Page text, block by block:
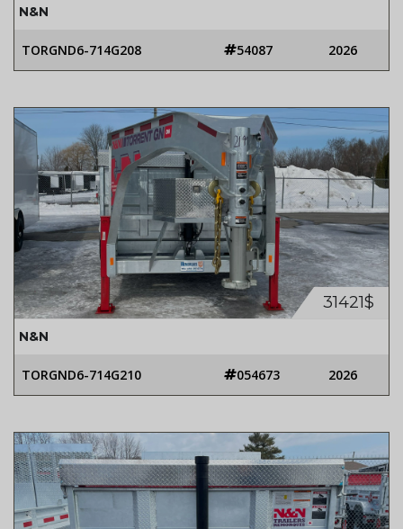
N&N
TORGND6-714G208 54087 2026
31421$
N&N
TORGND6-714G210 054673 2026